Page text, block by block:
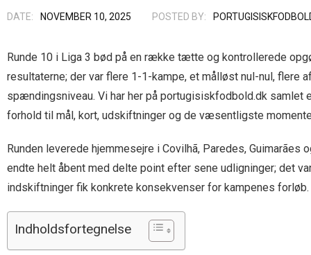
DATE: NOVEMBER 10, 2025 POSTED BY:
Runde 10 i Liga 3 bød på en række tætte og kontrollerede
resultaterne; der var flere 1-1-kampe, et målløst nul-nul, flere
spændingsniveau. Vi har her på portugisiskfodbold.dk samlet
forhold til mål, kort, udskiftninger og de væsentligste
Runden leverede hjemmesejre i Covilhã, Paredes,
endte helt åbent med delte point efter sene udligninger; det
indskiftninger fik konkrete konsekvenser for kampenes forløb.
Indholdsfortegnelse